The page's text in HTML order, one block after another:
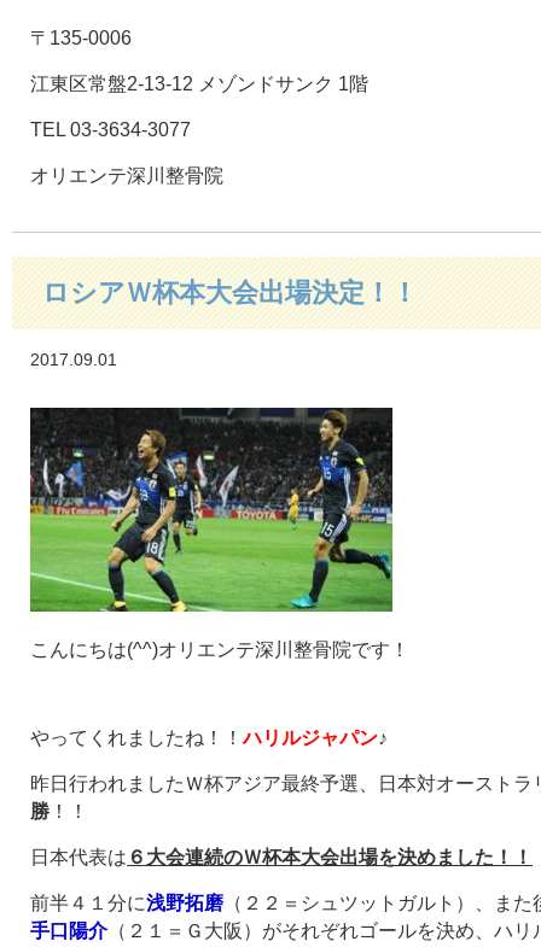
〒135-0006
江東区常盤2-13-12 メゾンドサンク 1階
TEL 03-3634-3077
オリエンテ深川整骨院
ロシアＷ杯本大会出場決定！！
2017.09.01
こんにちは(^^)オリエンテ深川整骨院です！
やってくれましたね！！ハリルジャパン♪
昨日行われましたＷ杯アジア最終予選、日本対オーストラ
勝 ！！
日本代表は ６大会連続のＷ杯本大会出場を決めました！！
前半４１分に浅野拓磨 （２２＝シュツットガルト）、ま
手口陽介（２１＝Ｇ大阪）がそれぞれゴールを決め、ハリ